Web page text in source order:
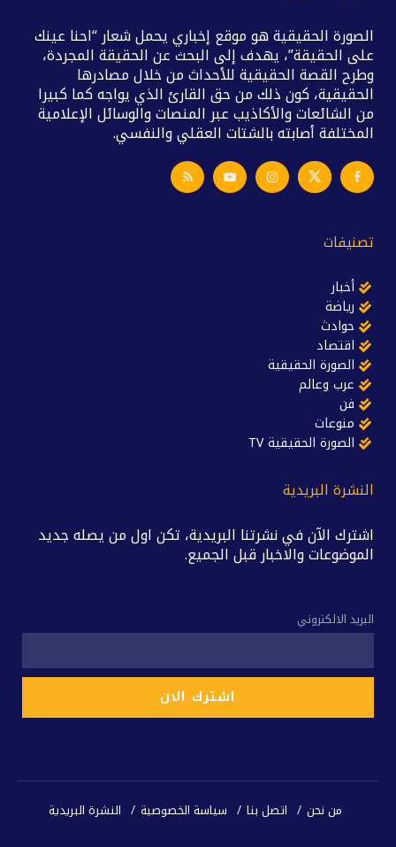
الصورة الحقيقية هو موقع إخباري يحمل شعار “احنا عينك
على الحقيقة”، يهدف إلى البحث عن الحقيقة المجردة،
وطرح القصة الحقيقية للأحداث من خلال مصادرها
الحقيقية، كون ذلك من حق القارئ الذي يواجه كما كبيرا
من الشائعات والأكاذيب عبر المنصات والوسائل الإعلامية
المختلفة أصابته بالشتات العقلي والنفسي.
تصنيفات
أخبار
رياضة
حوادث
اقتصاد
الصورة الحقيقية
عرب وعالم
فن
منوعات
الصورة الحقيقية TV
النشرة البريدية
اشترك الآن في نشرتنا البريدية، تكن اول من يصله جديد
الموضوعات والاخبار قبل الجميع.
البريد الالكتروني
من نحن اتصل بنا سياسة الخصوصية النشرة البريدية